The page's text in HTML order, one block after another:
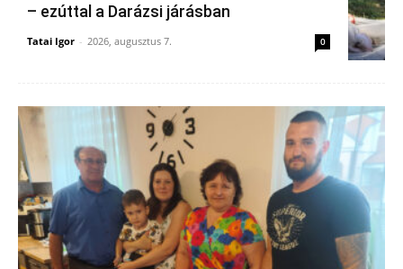
– ezúttal a Darázsi járásban
Tatai Igor - 2026, augusztus 7. 0